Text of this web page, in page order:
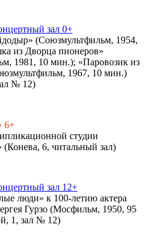
зал 0+
(Союзмультфильм, 1954,
из Дворца пионеров»
1981, 10 мин.); «Паровозик из
1967, 10 мин.)
№ 12)
6+
студии
6, читальный зал)
зал 12+
люди» к 100-летию актера
Гурзо (Мосфильм, 1950, 95
1, зал № 12)